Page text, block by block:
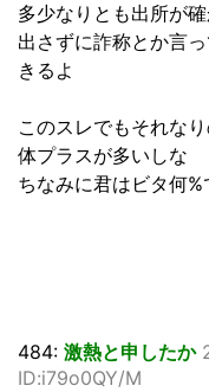
多少なりとも出所が
出さずに詐称とか言
きるよ
このスレでもそれな
体プラスが多いしな
ちなみに君はビタ何
484: 激熱と申したか
ID:i79o0QY/M